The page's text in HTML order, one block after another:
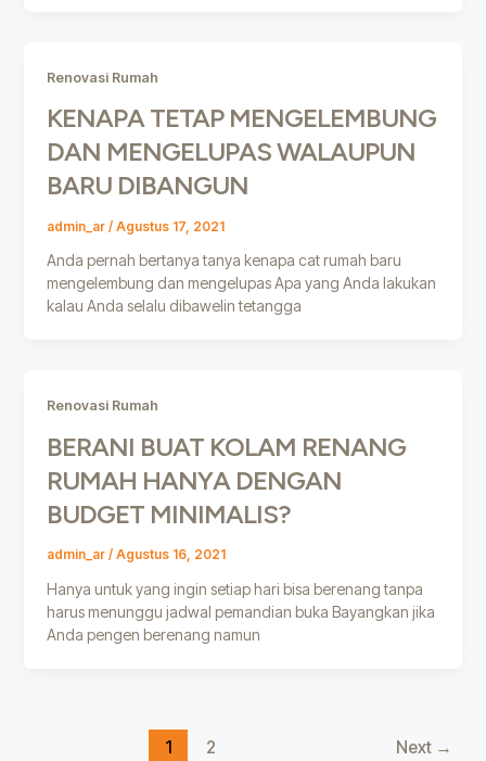
Renovasi Rumah
KENAPA TETAP MENGELEMBUNG
DAN MENGELUPAS WALAUPUN
BARU DIBANGUN
admin_ar / Agustus 17, 2021
Anda pernah bertanya tanya kenapa cat rumah baru
mengelembung dan mengelupas Apa yang Anda lakukan
kalau Anda selalu dibawelin tetangga
Renovasi Rumah
BERANI BUAT KOLAM RENANG
RUMAH HANYA DENGAN
BUDGET MINIMALIS?
admin_ar / Agustus 16, 2021
Hanya untuk yang ingin setiap hari bisa berenang tanpa
harus menunggu jadwal pemandian buka Bayangkan jika
Anda pengen berenang namun
1 2 Next →